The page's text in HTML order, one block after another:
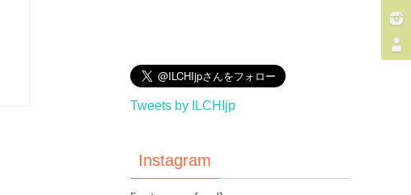
Tweets by ILCHIjp
Instagram